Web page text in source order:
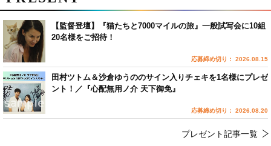
【監督登壇】『猫たちと7000マイルの旅』一般試写会に10組
20名様をご招待！
応募締め切り： 2026.08.15
田村ツトム＆沙倉ゆうののサイン入りチェキを1名様にプレゼ
ント！／『心配無用ノ介 天下御免』
応募締め切り： 2026.08.20
プレゼント記事一覧